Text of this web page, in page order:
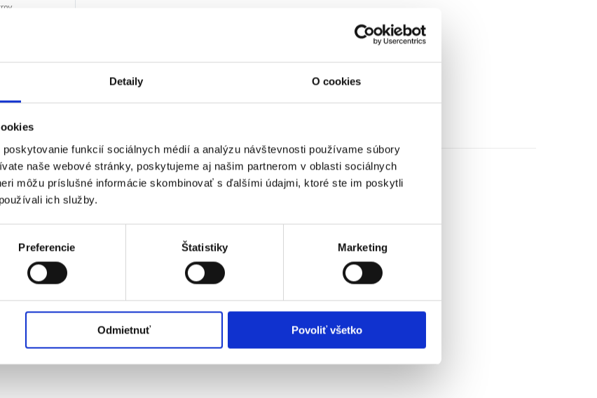
Detaily O cookies
funkcií sociálnych médií a analýzu návštevnosti používame súbory
naše webové stránky, poskytujeme aj našim partnerom v oblasti sociálnych
môžu príslušné informácie skombinovať s ďalšími údajmi, ktoré ste im poskytli
ich služby.
Preferencie Štatistiky Marketing
Odmietnuť Povoliť všetko
61 cm x 32 cm
výsledok